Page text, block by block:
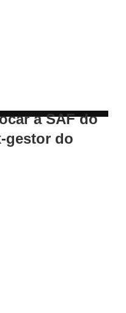
a SAF do
gestor do